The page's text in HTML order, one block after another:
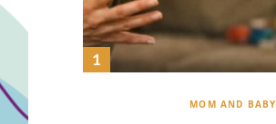
MOM AND BABY